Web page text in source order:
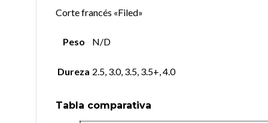
Corte francés «Filed»
Peso N/D
Dureza 2.5, 3.0, 3.5, 3.5+, 4.0
Tabla comparativa